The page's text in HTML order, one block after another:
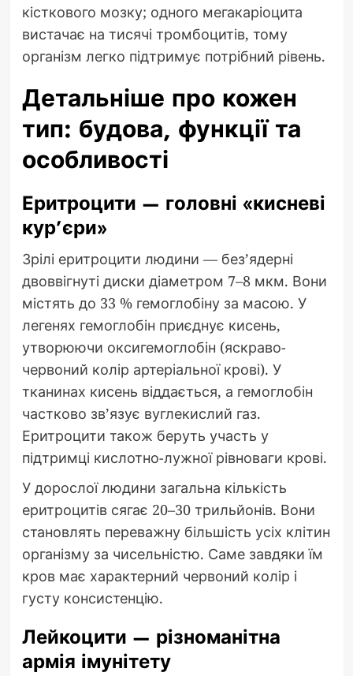
кісткового мозку; одного мегакаріоцита
вистачає на тисячі тромбоцитів, тому
організм легко підтримує потрібний рівень.
Детальніше про кожен
тип: будова, функції та
особливості
Еритроцити — головні «кисневі
кур’єри»
Зрілі еритроцити людини — без’ядерні
двоввігнуті диски діаметром 7–8 мкм. Вони
містять до 33 % гемоглобіну за масою. У
легенях гемоглобін приєднує кисень,
утворюючи оксигемоглобін (яскраво-
червоний колір артеріальної крові). У
тканинах кисень віддається, а гемоглобін
частково зв’язує вуглекислий газ.
Еритроцити також беруть участь у
підтримці кислотно-лужної рівноваги крові.
У дорослої людини загальна кількість
еритроцитів сягає 20–30 трильйонів. Вони
становлять переважну більшість усіх клітин
організму за чисельністю. Саме завдяки їм
кров має характерний червоний колір і
густу консистенцію.
Лейкоцити — різноманітна
армія імунітету